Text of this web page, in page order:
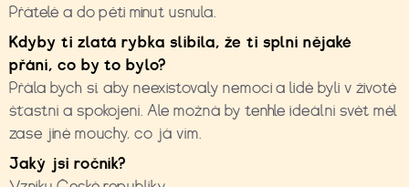
Přátelé a do pěti minut usnula.
Kdyby ti zlatá rybka slíbila, že ti splní nějaké
přání, co by to bylo?
Přála bych si, aby neexistovaly nemoci a lidé byli v životě
šťastní a spokojení. Ale možná by tenhle ideální svět měl
zase jiné mouchy, co já vím.
Jaký jsi ročník?